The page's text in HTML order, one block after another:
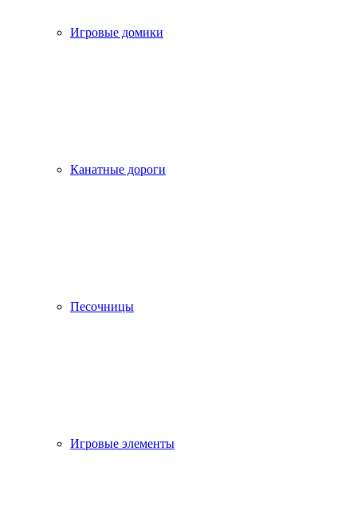
Игровые домики
Канатные дороги
Песочницы
Игровые элементы